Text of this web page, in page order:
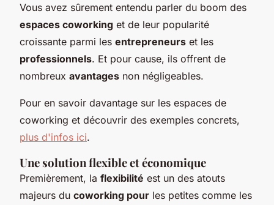
Vous avez sûrement entendu parler du boom des
espaces coworking et de leur popularité
croissante parmi les entrepreneurs et les
professionnels. Et pour cause, ils offrent de
nombreux avantages non négligeables.
Pour en savoir davantage sur les espaces de
coworking et découvrir des exemples concrets,
plus d'infos ici.
Une solution flexible et économique
Premièrement, la flexibilité est un des atouts
majeurs du coworking pour les petites comme les